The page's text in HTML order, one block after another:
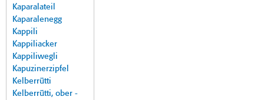
Kaparalateil
Kaparalenegg
Kappili
Kappiliacker
Kappiliwegli
Kapuzinerzipfel
Kelberrütti
Kelberrütti, ober -